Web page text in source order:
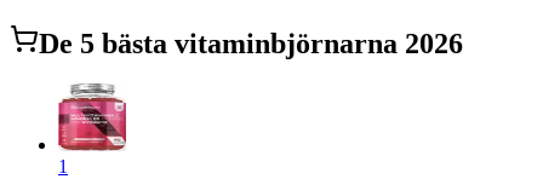
De 5 bästa vitaminbjörnarna 2026
1